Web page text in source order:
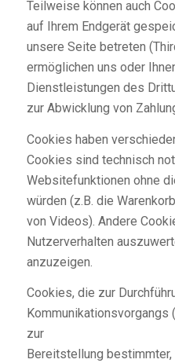
Teilweise können auch
auf Ihrem Endgerät
unsere Seite betreten
ermöglichen uns oder
Dienstleistungen des
zur Abwicklung von
Cookies haben
Cookies sind technisch
Websitefunktionen ohne
würden (z.B. die
von Videos). Andere
Nutzerverhalten
anzuzeigen.
Cookies, die zur
zur
Bereitstellung